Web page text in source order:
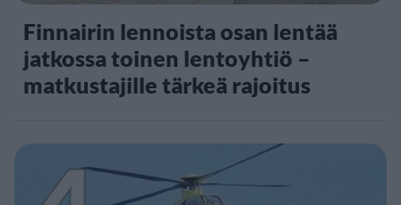
Finnairin lennoista osan lentää
jatkossa toinen lentoyhtiö –
matkustajille tärkeä rajoitus